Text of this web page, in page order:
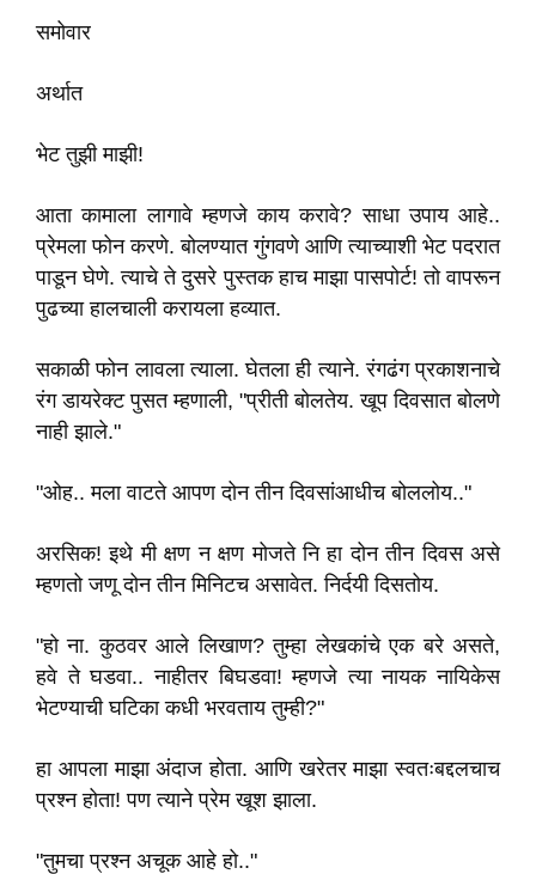
समोवार
अर्थात
भेट तुझी माझी!
आता कामाला लागावे म्हणजे काय करावे? साधा उपाय आहे..
प्रेमला फोन करणे. बोलण्यात गुंगवणे आणि त्याच्याशी भेट पदरात
पाडून घेणे. त्याचे ते दुसरे पुस्तक हाच माझा पासपोर्ट! तो वापरून
पुढच्या हालचाली करायला हव्यात.
सकाळी फोन लावला त्याला. घेतला ही त्याने. रंगढंग प्रकाशनाचे
रंग डायरेक्ट पुसत म्हणाली, "प्रीती बोलतेय. खूप दिवसात बोलणे
नाही झाले."
"ओह.. मला वाटते आपण दोन तीन दिवसांआधीच बोललोय.."
अरसिक! इथे मी क्षण न क्षण मोजते नि हा दोन तीन दिवस असे
म्हणतो जणू दोन तीन मिनिटच असावेत. निर्दयी दिसतोय.
"हो ना. कुठवर आले लिखाण? तुम्हा लेखकांचे एक बरे असते,
हवे ते घडवा.. नाहीतर बिघडवा! म्हणजे त्या नायक नायिकेस
भेटण्याची घटिका कधी भरवताय तुम्ही?"
हा आपला माझा अंदाज होता. आणि खरेतर माझा स्वतःबद्दलचाच
प्रश्न होता! पण त्याने प्रेम खूश झाला.
"तुमचा प्रश्न अचूक आहे हो.."